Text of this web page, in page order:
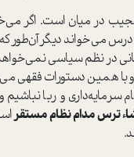
در میان است. اگر
می‌خواند دیگر
در نظم سیاسی
و با همین دستورات فقهی
سرمایه‌داری و ربا
ترس مدام نظام مستقر